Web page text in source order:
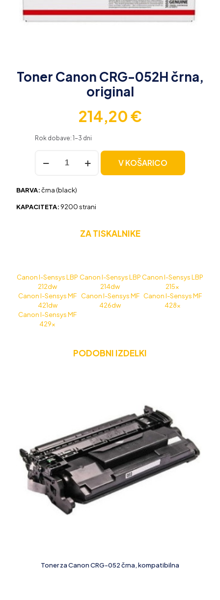
Toner Canon CRG-052H črna,
original
214,20€
Rok dobave: 1-3 dni
Toner
Canon
CRG-
črna,
količina
V KOŠARICO
BARVA:črna (black)
KAPACITETA: 9200 strani
ZA TISKALNIKE
Canon I-Sensys LBP
212dw
Canon I-Sensys LBP
214dw
Canon I-Sensys LBP
215x
Canon I-Sensys MF
421dw
Canon I-Sensys MF
426dw
Canon I-Sensys MF
428x
Canon I-Sensys MF
429x
PODOBNI IZDELKI
Toner za Canon CRG-052 črna, kompatibilna